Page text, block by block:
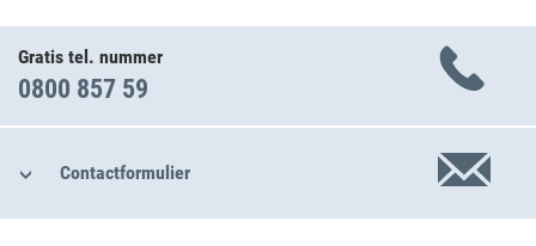
Gratis tel. nummer
0800 857 59
Contactformulier